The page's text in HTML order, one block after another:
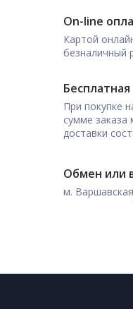
On-line
Картой
безналичный
При покупке
сумме заказа
доставки
Обмен или
м.